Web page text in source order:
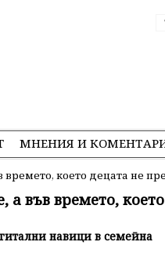
МНЕНИЯ И
което децата не
а във времето, което
навици в семейна